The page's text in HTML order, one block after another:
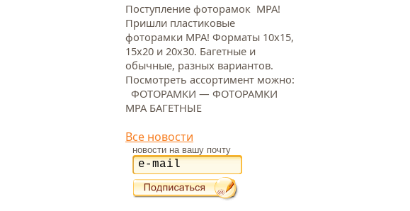
Поступление фоторамок МРА!
Пришли пластиковые
фоторамки МРА! Форматы 10х15,
15х20 и 20х30. Багетные и
обычные, разных вариантов.
Посмотреть ассортимент можно:
ФОТОРАМКИ — ФОТОРАМКИ
МРА БАГЕТНЫЕ
Все новости
новости на вашу почту